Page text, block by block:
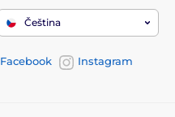
Čeština
Facebook
Instagram